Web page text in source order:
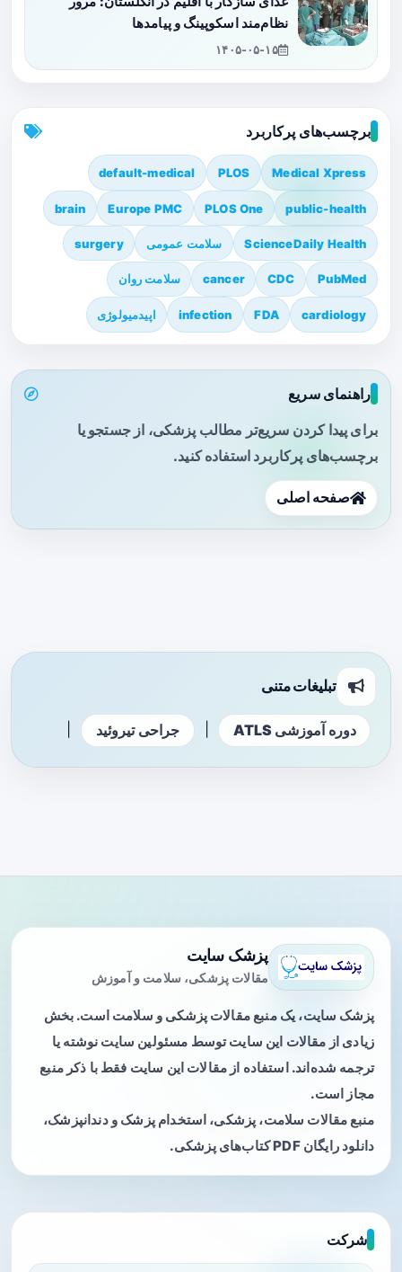
نظام‌مند اسکوپینگ و پیامدها
۱۴۰۵-۰۵-۱۵
برچسب‌های پرکاربرد
Medical Xpress
PLOS
default-medical
public-health
PLOS One
Europe PMC
brain
ScienceDaily Health سلامت عمومی surgery
PubMed
CDC
cancer سلامت روان
cardiology
FDA
infection اپیدمیولوژی
راهنمای سریع
برای پیدا کردن سریع‌تر مطالب پزشکی، از جستجو یا
برچسب‌های پرکاربرد استفاده کنید.
صفحه اصلی
تبلیغات متنی
دوره آموزشی ATLS جراحی تیروئید
پزشک سایت
مقالات پزشکی، سلامت و آموزش
پزشک سایت، یک منبع مقالات پزشکی و سلامت است. بخش
زیادی از مقالات این سایت توسط مسئولین سایت نوشته یا
ترجمه شده‌اند. استفاده از مقالات این سایت فقط با ذکر منبع
مجاز است.
منبع مقالات سلامت، پزشکی، استخدام پزشک و دندانپزشک،
دانلود رایگان PDF کتاب‌های پزشکی.
شرکت